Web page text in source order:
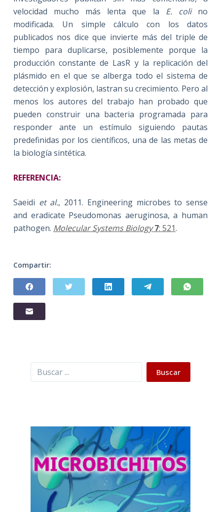
velocidad mucho más lenta que la E. colino
modificada. Un simple cálculo con los datos
publicados nos dice que invierte más del triple de
tiempo para duplicarse, posiblemente porque la
producción constante de LasR y la replicación del
plásmido en el que se alberga todo el sistema de
detección y explosión, lastran su crecimiento. Pero al
menos los autores del trabajo han probado que
pueden construir una bacteria programada para
responder ante un estímulo siguiendo pautas
predefinidas por los científicos, una de las metas de
la biología sintética.
REFERENCIA:
Saeidi et al., 2011. Engineering microbes to sense
and eradicate Pseudomonas aeruginosa, a human
pathogen. Molecular Systems Biology 7: 521.
Compartir:
Buscar Buscar